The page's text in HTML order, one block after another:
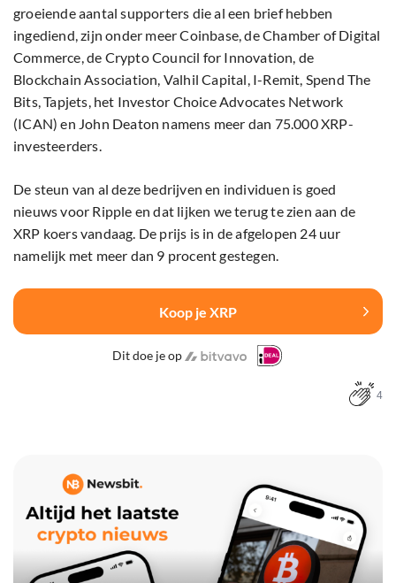
groeiende aantal supporters die al een brief hebben
ingediend, zijn onder meer Coinbase, de Chamber of Digital
Commerce, de Crypto Council for Innovation, de
Blockchain Association, Valhil Capital, I-Remit, Spend The
Bits, Tapjets, het Investor Choice Advocates Network
(ICAN) en John Deaton namens meer dan 75.000 XRP-
investeerders.
De steun van al deze bedrijven en individuen is goed
nieuws voor Ripple en dat lijken we terug te zien aan de
XRP koers vandaag. De prijs is in de afgelopen 24 uur
namelijk met meer dan 9 procent gestegen.
Koop je XRP
Dit doe je op
4